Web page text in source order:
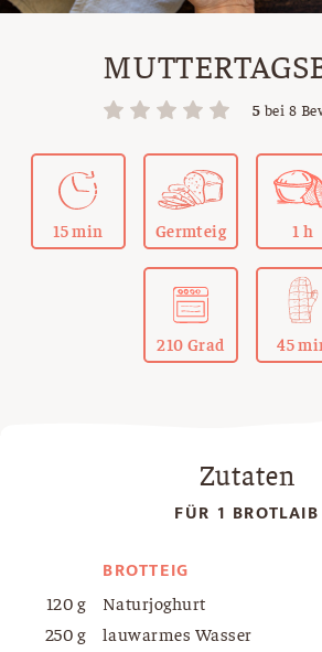
5 bei 8
15 min Germteig 1 h
210 Grad 45
Zutaten
FÜR 1 BROTLAIB
BROTTEIG
120 g
Naturjoghurt
250 g
lauwarmes Wasser